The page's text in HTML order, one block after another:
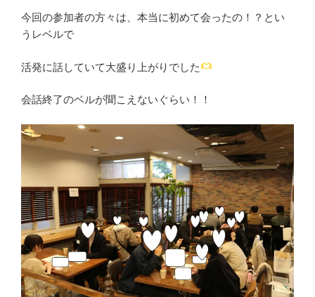
今回の参加者の方々は、本当に初めて会ったの！？とい
うレベルで
活発に話していて大盛り上がりでした
会話終了のベルが聞こえないぐらい！！